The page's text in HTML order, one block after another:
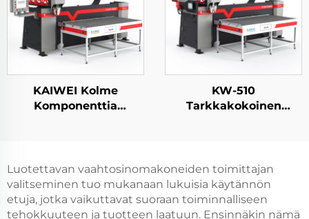
KAIWEI Kolme
Komponenttia
Uusi Pu Sigelluspohja
Valmistuslaite
KW-510
Tarkkakokoinen
Kone
Luotettavan vaahtosinomakoneiden toimittajan
valitseminen tuo mukanaan lukuisia käytännön
etuja, jotka vaikuttavat suoraan toiminnalliseen
tehokkuuteen ja tuotteen laatuun. Ensinnäkin nämä